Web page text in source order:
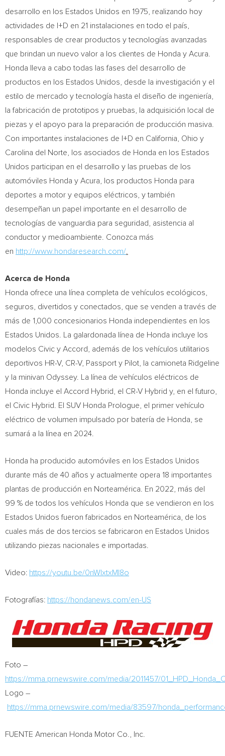
desarrollo en los Estados Unidos en 1975, realizando hoy
actividades de I+D en 21 instalaciones en todo el país,
responsables de crear productos y tecnologías avanzadas
que brindan un nuevo valor a los clientes de Honda y Acura.
Honda lleva a cabo todas las fases del desarrollo de
productos en los Estados Unidos, desde la investigación y el
estilo de mercado y tecnología hasta el diseño de ingeniería,
la fabricación de prototipos y pruebas, la adquisición local de
piezas y el apoyo para la preparación de producción masiva.
Con importantes instalaciones de I+D en California Ohio y
Carolina del Norte , los asociados de Honda en los Estados
Unidos participan en el desarrollo y las pruebas de los
automóviles Honda y Acura, los productos Honda para
deportes a motor y equipos eléctricos, y también
desempeñan un papel importante en el desarrollo de
tecnologías de vanguardia para seguridad, asistencia al
conductor y medioambiente. Conozca más
en http://www.hondaresearch.com/
Acerca de Honda
Honda ofrece una línea completa de vehículos ecológicos,
seguros, divertidos y conectados, que se venden a través de
más de 1,000 concesionarios Honda independientes en los
Estados Unidos. La galardonada línea de Honda incluye los
modelos Civic y Accord, además de los vehículos utilitarios
deportivos HR-V, CR-V, Passport y Pilot, la camioneta Ridgeline
y la minivan Odyssey. La línea de vehículos eléctricos de
Honda incluye el Accord Hybrid, el CR-V Hybrid y, en el futuro,
el Civic Hybrid. El SUV Honda Prologue, el primer vehículo
eléctrico de volumen impulsado por batería de Honda, se
sumará a la línea en 2024.
Honda ha producido automóviles en los Estados Unidos
durante más de 40 años y actualmente opera 18 importantes
plantas de producción en Norteamérica. En 2022, más del
99 % de todos los vehículos Honda que se vendieron en los
Estados Unidos fueron fabricados en Norteamérica, de los
cuales más de dos tercios se fabricaron en Estados Unidos
utilizando piezas nacionales e importadas.
Video: https://youtu.be/0nWlxtxMl8o
Fotografías: https://hondanews.com/en-US
Foto –
https://mma.prnewswire.com/media/2011457/
Logo –
https://mma.prnewswire.com/media/83597/
FUENTE American Honda Motor Co., Inc.